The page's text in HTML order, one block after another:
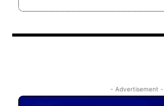
- Advertisement -